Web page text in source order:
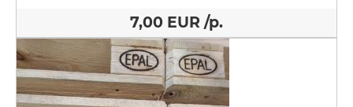
7,00 EUR /p.